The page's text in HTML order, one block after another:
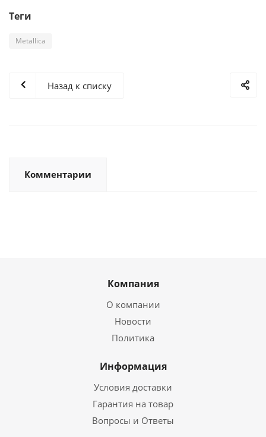
Теги
Metallica
Назад к списку
Комментарии
Компания
О компании
Новости
Политика
Информация
Условия доставки
Гарантия на товар
Вопросы и Ответы